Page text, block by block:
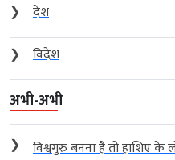
❯
देश
❯
विदेश
अभी-अभी
❯ विश्वगुरु बनना है तो हाशिए के